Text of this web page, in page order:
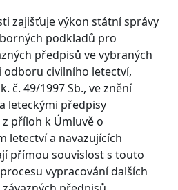
zajišťuje výkon státní správy
podkladů pro
předpisů ve vybraných
civilního letectví,
č. 49/1997 Sb., ve znění
leteckými předpisy
příloh k Úmluvě o
letectví a navazujících
přímou souvislost s touto
vypracování dalších